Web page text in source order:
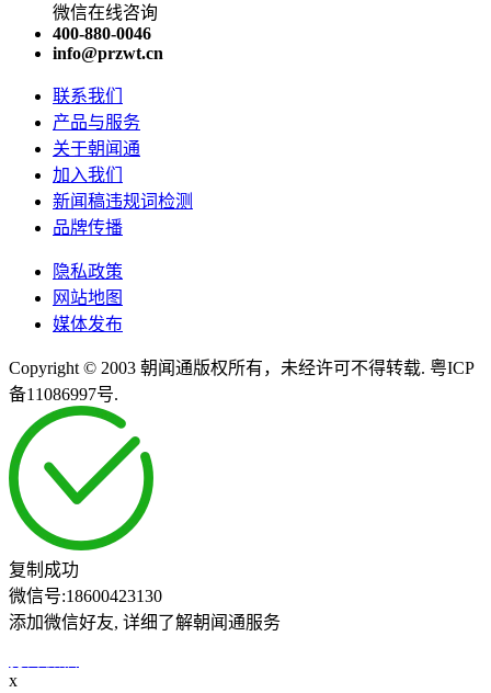
微信在线咨询
400-880-0046
info@przwt.cn
联系我们
产品与服务
关于朝闻通
加入我们
新闻稿违规词检测
品牌传播
隐私政策
网站地图
媒体发布
Copyright © 2003 朝闻通版权所有，未经许可不得转载. 粤ICP
备11086997号.
复制成功
微信号:18600423130
添加微信好友, 详细了解朝闻通服务
x